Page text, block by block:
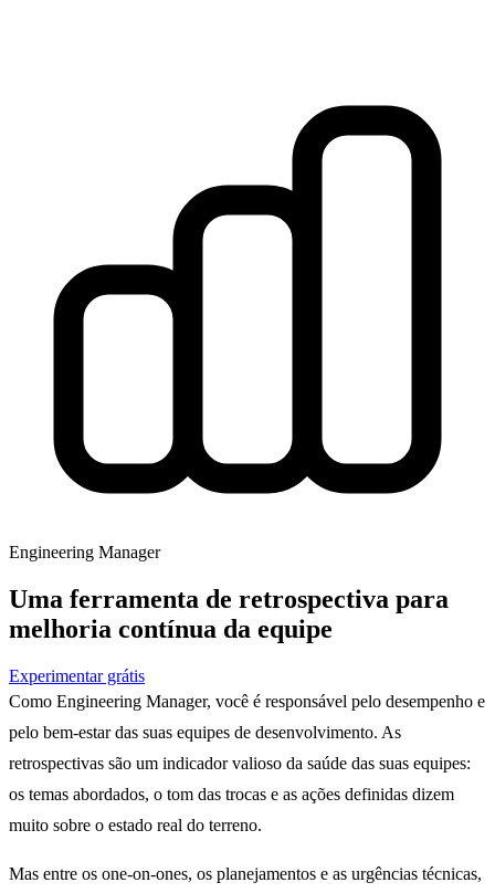
Engineering Manager
Uma ferramenta de retrospectiva para
melhoria contínua da equipe
Experimentar grátis
Como Engineering Manager, você é responsável pelo desempenho e
pelo bem-estar das suas equipes de desenvolvimento. As
retrospectivas são um indicador valioso da saúde das suas equipes:
os temas abordados, o tom das trocas e as ações definidas dizem
muito sobre o estado real do terreno.
Mas entre os one-on-ones, os planejamentos e as urgências técnicas,